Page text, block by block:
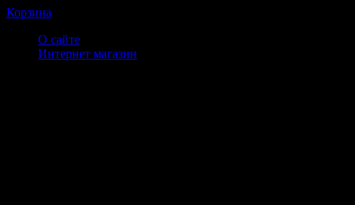
Корзина
О сайте
Интернет магазин